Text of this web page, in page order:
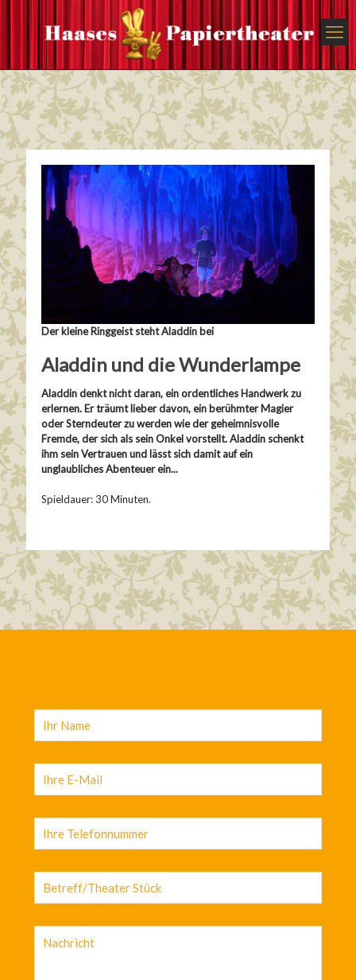
Der kleine Ringgeist steht Aladdin bei
Aladdin und die Wunderlampe
Aladdin denkt nicht daran, ein ordentliches Handwerk zu
erlernen. Er träumt lieber davon, ein berühmter Magier
oder Sterndeuter zu werden wie der geheimnisvolle
Fremde, der sich als sein Onkel vorstellt. Aladdin schenkt
ihm sein Vertrauen und lässt sich damit auf ein
unglaubliches Abenteuer ein...
Spieldauer: 30 Minuten.